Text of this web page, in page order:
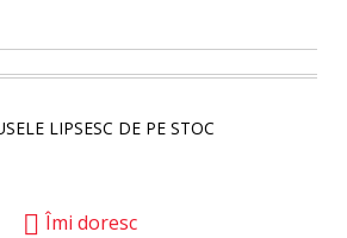
LIPSESC DE PE STOC
Îmi doresc